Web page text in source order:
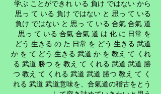
学ぶ ことができれ いる 負け ではない から
思っ て いる 負け ではない と 思っ て いる
負け ではない と 思っ て いる 合氣 合氣 道
思っ て いる 合氣 合氣 道 は 化 に 日常 を
どう 生きる の た 日常 を どう 生きる 武道
か を て どう 生きる 武道 か を 教え て くれ
る 武道 勝つ を 教え て くれる 武道 武道 勝
つ 教え て くれる 武道 武道 勝つ 教え て く
れる 武道 武道意味を、合氣道の稽古をとう